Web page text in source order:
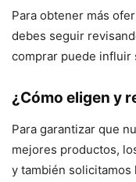
Para obtener más
debes seguir
comprar puede influir
¿Cómo eligen y
Para garantizar que
mejores productos,
y también solicitamos